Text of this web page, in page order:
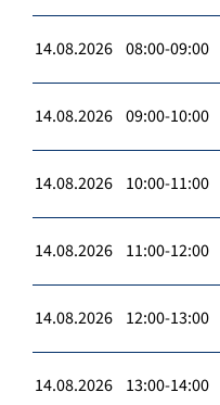
14.08.2026 08:00-09:00
14.08.2026 09:00-10:00
14.08.2026 10:00-11:00
14.08.2026 11:00-12:00
14.08.2026 12:00-13:00
14.08.2026 13:00-14:00